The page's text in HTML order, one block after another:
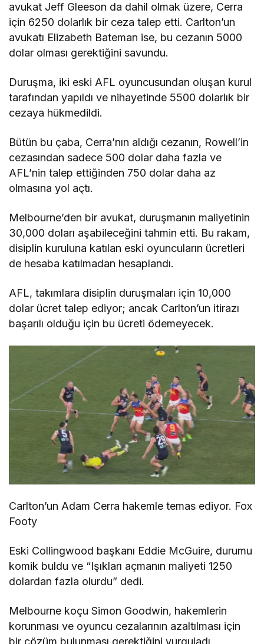
avukat Jeff Gleeson da dahil olmak üzere, Cerra
için 6250 dolarlık bir ceza talep etti. Carlton’un
avukatı Elizabeth Bateman ise, bu cezanın 5000
dolar olması gerektiğini savundu.
Duruşma, iki eski AFL oyuncusundan oluşan kurul
tarafından yapıldı ve nihayetinde 5500 dolarlık bir
cezaya hükmedildi.
Bütün bu çaba, Cerra’nın aldığı cezanın, Rowell’in
cezasından sadece 500 dolar daha fazla ve
AFL’nin talep ettiğinden 750 dolar daha az
olmasına yol açtı.
Melbourne’den bir avukat, duruşmanın maliyetinin
30,000 doları aşabileceğini tahmin etti. Bu rakam,
disiplin kuruluna katılan eski oyuncuların ücretleri
de hesaba katılmadan hesaplandı.
AFL, takımlara disiplin duruşmaları için 10,000
dolar ücret talep ediyor; ancak Carlton’un itirazı
başarılı olduğu için bu ücreti ödemeyecek.
Carlton’un Adam Cerra hakemle temas ediyor. Fox
Footy
Eski Collingwood başkanı Eddie McGuire, durumu
komik buldu ve “Işıkları açmanın maliyeti 1250
dolardan fazla olurdu” dedi.
Melbourne koçu Simon Goodwin, hakemlerin
korunması ve oyuncu cezalarının azaltılması için
bir çözüm bulunması gerektiğini vurguladı.